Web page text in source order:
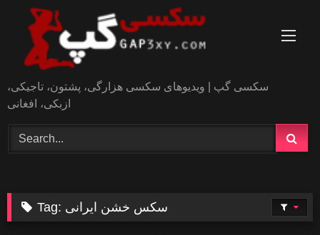
content
سکسی گپ | ویدیوهای سکسی هزارگی، پشتون، تاجیکی،
ازبکی، افغانی
Tag: سکس خشن ایرانی